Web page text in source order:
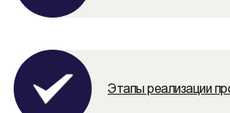
Этапы реализации